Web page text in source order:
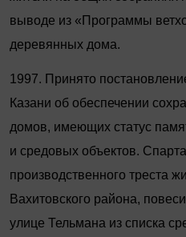
выводе из «Программы
деревянных дома.
1997. Принято
Казани об обеспечении
домов, имеющих статус
и средовых объектов.
производственного треста
Вахитовского района,
улице Тельмана из списка